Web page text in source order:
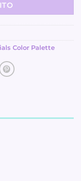
Color Palette